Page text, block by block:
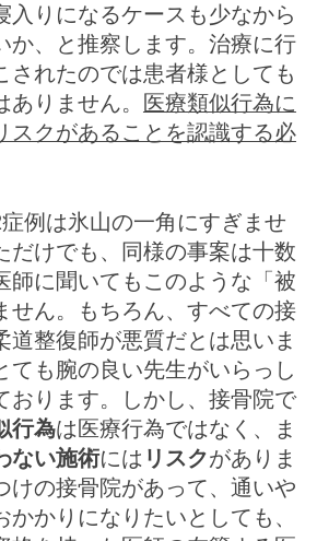
入りになるケースも少なから
か、と推察します。治療に行
されたのでは患者様としても
りません。
医療類似行為に
スクがあることを認識する必
例は氷山の一角にすぎませ
だけでも、同様の事案は十数
師に聞いてもこのような「被
せん。もちろん、すべての接
道整復師が悪質だとは思いま
ても腕の良い先生がいらっし
おります。しかし、接骨院で
行為は医療行為ではなく、ま
ない施術には リスクがありま
けの接骨院があって、通いや
かりになりたいとしても、